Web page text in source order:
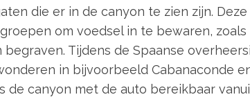
die er in de canyon te zien zijn.
om voedsel in te bewaren,
Tijdens de Spaanse
in bijvoorbeeld Cabanaconde
de canyon met de auto bereikbaar